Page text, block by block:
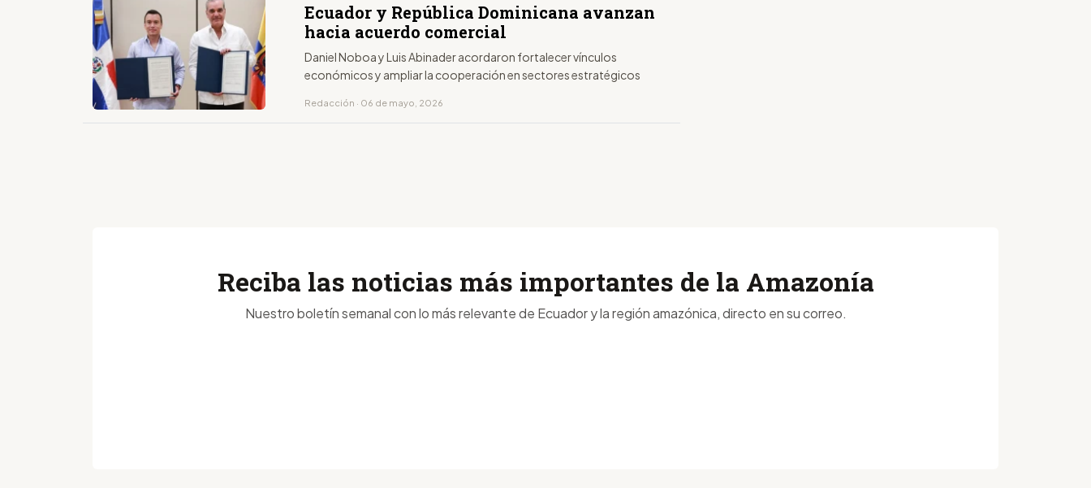
Ecuador y República Dominicana avanzan
hacia acuerdo comercial
Daniel Noboa y Luis Abinader acordaron fortalecer vínculos
económicos y ampliar la cooperación en sectores estratégicos
Redacción · 06 de mayo, 2026
Reciba las noticias más importantes de la Amazonía
Nuestro boletín semanal con lo más relevante de Ecuador y la región amazónica, directo en su correo.